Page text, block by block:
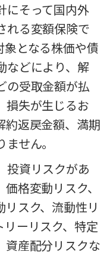
にそって国内外
れる変額保険で
象となる株価や債
などにより、解
の受取金額が払
損失が生じるお
約返戻金額、満期
せん。
投資リスクがあ
格変動リスク、
スク、流動性リ
ーリスク、特定
資産配分リスクな